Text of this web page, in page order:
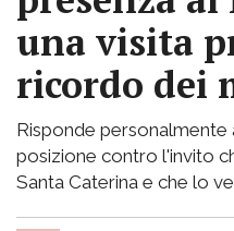
una visita
ricordo dei
Risponde personalmente
posizione contro l'invito
Santa Caterina e che lo